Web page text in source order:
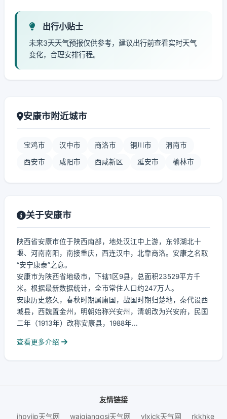
出行小贴士
未来3天天气预报仅供参考，建议出行前查看实时天气
变化，合理安排行程。
安康市附近城市
宝鸡市 汉中市 商洛市 铜川市 渭南市
西安市 咸阳市 西咸新区 延安市 榆林市
关于安康市
陕西省安康市位于陕西南部，地处汉江中上游，东邻湖北十
堰、河南南阳，南接重庆，西连汉中，北靠商洛。安康之名取
“安宁康泰”之意。
安康市为陕西省地级市，下辖1区9县，总面积23529平方千
米。根据最新数据统计，全市常住人口约247万人。
安康历史悠久，春秋时期属庸国，战国时期归楚地，秦代设西
城县，西魏置金州，明朝始称兴安州，清朝改为兴安府，民国
二年（1913年）改称安康县，1988年...
查看更多介绍
友情链接
jhpyjip天气网
waiqianggsi天气网 ylxjck天气网 rkkhke